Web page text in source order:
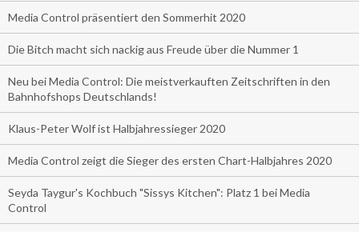
Media Control präsentiert den Sommerhit 2020
Die Bitch macht sich nackig aus Freude über die Nummer 1
Neu bei Media Control: Die meistverkauften Zeitschriften in den
Bahnhofshops Deutschlands!
Klaus-Peter Wolf ist Halbjahressieger 2020
Media Control zeigt die Sieger des ersten Chart-Halbjahres 2020
Seyda Taygur's Kochbuch "Sissys Kitchen": Platz 1 bei Media
Control